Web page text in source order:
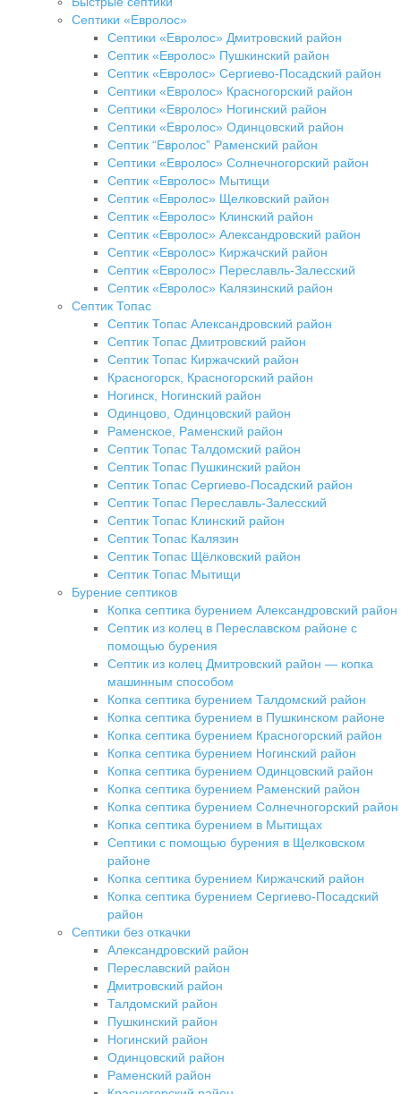
Септики «Евролос»
Септики «Евролос» Дмитровский район
Септик «Евролос» Пушкинский район
Септик «Евролос» Сергиево-Посадский район
Септики «Евролос» Красногорский район
Септики «Евролос» Ногинский район
Септики «Евролос» Одинцовский район
Септик “Евролос” Раменский район
Септики «Евролос» Солнечногорский район
Септик «Евролос» Мытищи
Септик «Евролос» Щелковский район
Септик «Евролос» Клинский район
Септик «Евролос» Александровский район
Септик «Евролос» Киржачский район
Септик «Евролос» Переславль-Залесский
Септик «Евролос» Калязинский район
Септик Топас
Септик Топас Александровский район
Септик Топас Дмитровский район
Септик Топас Киржачский район
Красногорск, Красногорский район
Ногинск, Ногинский район
Одинцово, Одинцовский район
Раменское, Раменский район
Септик Топас Талдомский район
Септик Топас Пушкинский район
Септик Топас Сергиево-Посадский район
Септик Топас Переславль-Залесский
Септик Топас Клинский район
Септик Топас Калязин
Септик Топас Щёлковский район
Септик Топас Мытищи
Бурение септиков
Копка септика бурением Александровский район
Септик из колец в Переславском районе с
помощью бурения
Септик из колец Дмитровский район — копка
машинным способом
Копка септика бурением Талдомский район
Копка септика бурением в Пушкинском районе
Копка септика бурением Красногорский район
Копка септика бурением Ногинский район
Копка септика бурением Одинцовский район
Копка септика бурением Раменский район
Копка септика бурением Солнечногорский район
Копка септика бурением в Мытищах
Септики с помощью бурения в Щелковском
районе
Копка септика бурением Киржачский район
Копка септика бурением Сергиево-Посадский
район
Септики без откачки
Александровский район
Переславский район
Дмитровский район
Талдомский район
Пушкинский район
Ногинский район
Одинцовский район
Раменский район